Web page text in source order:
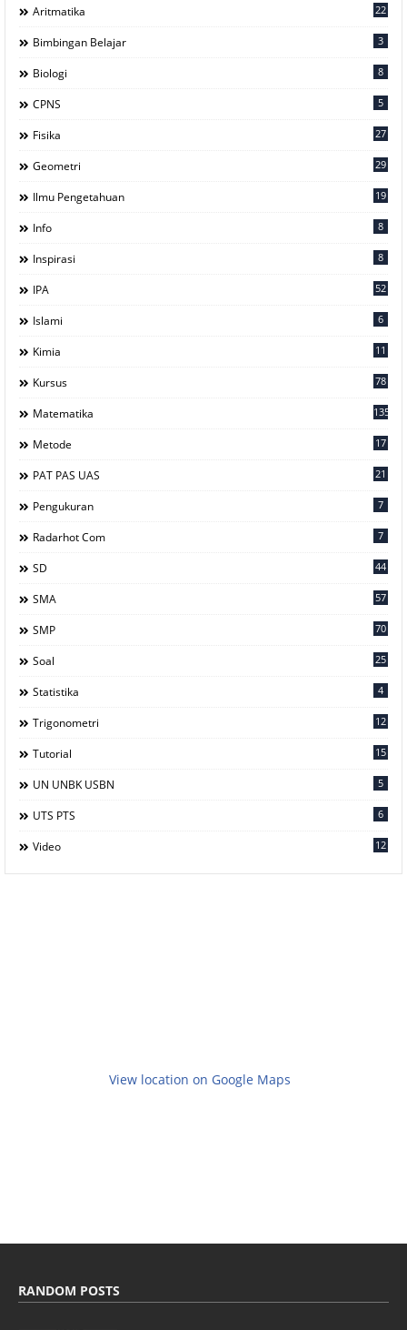
Aritmatika 22
Bimbingan Belajar 3
Biologi 8
CPNS 5
Fisika 27
Geometri 29
Ilmu Pengetahuan 19
Info 8
Inspirasi 8
IPA 52
Islami 6
Kimia 11
Kursus 78
Matematika 135
Metode 17
PAT PAS UAS 21
Pengukuran 7
Radarhot Com 7
SD 44
SMA 57
SMP 70
Soal 25
Statistika 4
Trigonometri 12
Tutorial 15
UN UNBK USBN 5
UTS PTS 6
Video 12
View location on Google Maps
RANDOM POSTS